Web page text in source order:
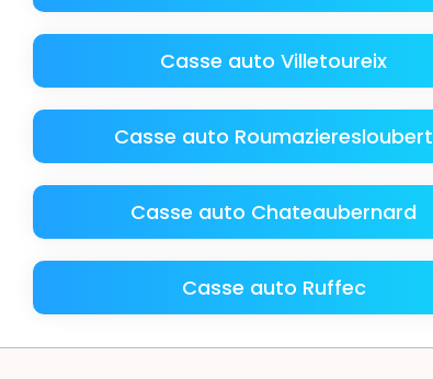
Casse auto Villetoureix
Casse auto Roumazieresloubert
Casse auto Chateaubernard
Casse auto Ruffec